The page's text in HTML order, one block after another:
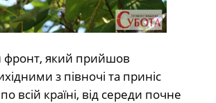
який прийшов
з півночі та приніс
всій країні, від середи почне